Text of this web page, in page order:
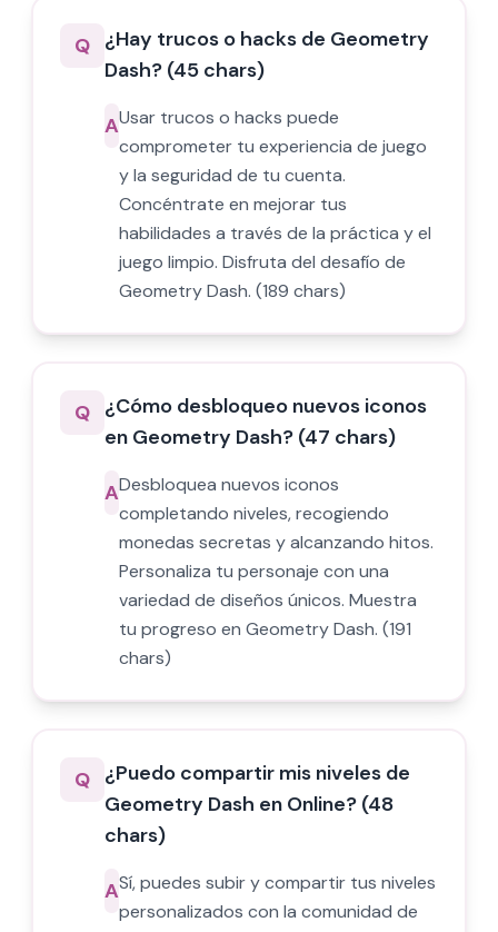
Q ¿Hay trucos o hacks de Geometry
Dash? (45 chars)
AUsar trucos o hacks puede
comprometer tu experiencia de juego
y la seguridad de tu cuenta.
Concéntrate en mejorar tus
habilidades a través de la práctica y el
juego limpio. Disfruta del desafío de
Geometry Dash. (189 chars)
Q ¿Cómo desbloqueo nuevos iconos
en Geometry Dash? (47 chars)
ADesbloquea nuevos iconos
completando niveles, recogiendo
monedas secretas y alcanzando hitos.
Personaliza tu personaje con una
variedad de diseños únicos. Muestra
tu progreso en Geometry Dash. (191
chars)
Q ¿Puedo compartir mis niveles de
Geometry Dash en Online? (48
chars)
ASí, puedes subir y compartir tus niveles
personalizados con la comunidad de